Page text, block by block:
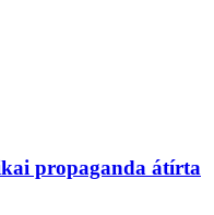
propaganda átírta